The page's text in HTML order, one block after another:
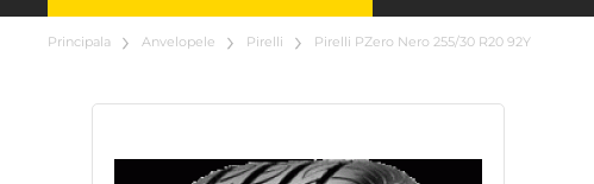
Principala Anvelopele Pirelli Pirelli PZero Nero 255/30 R20 92Y